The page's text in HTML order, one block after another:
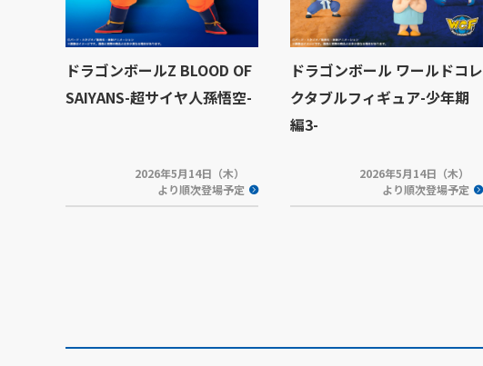
ドラゴンボールZ BLOOD OF
SAIYANS-超サイヤ人孫悟空-
2026年5月14日（木）
より順次登場予定
ドラゴンボール ワールドコレ
クタブルフィギュア-少年期
編3-
2026年5月14日（木）
より順次登場予定